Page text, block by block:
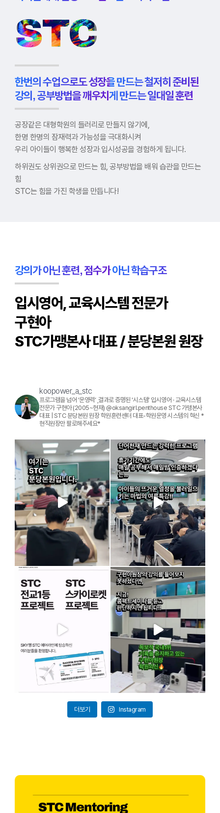
STC
한번의 수업으로도 성장을 만드는 철저히 준비된
강의, 공부방법을 깨우치게 만드는 일대일 훈련
공장같은 대형학원의 들러리로 만들지 않기에,
한명 한명의 잠재력과 가능성을 극대화시켜
우리 아이들이 행복한 성장과 입시성공을 경험하게 됩니다.
하위권도 상위권으로 만드는 힘, 공부방법을 배워 습관을 만드는
힘
STC는 힘을 가진 학생을 만듭니다!
강의가 아닌 훈련, 점수가 아닌 학습구조
입시영어, 교육시스템 전문가
구현아
STC가맹본사 대표 / 분당본원 원장
koopower_a_stc
프로그램을 넘어 ‘운영력‘ ,결과로 증명된 ‘시스템’입시영어 · 교육시스템
전문가 구현아 (2005~현재) @oksangirl.penthouse STC 가맹본사
대표 | STC 분당본원 원장학원훈련센터 대표-학원운영 시스템의 혁신 *
현직원장만 팔로해주세요*
더보기 Instagram